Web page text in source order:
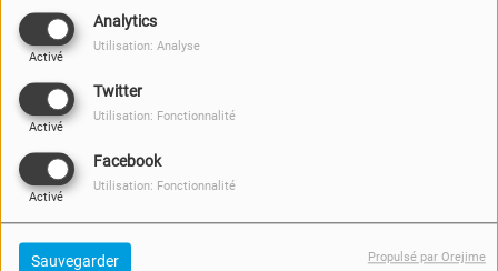
Analytics
Activé
Utilisation: Analyse
Twitter
Activé
Utilisation: Fonctionnalité
Facebook
Activé
Utilisation: Fonctionnalité
Sauvegarder Propulsé par Orejime
IL Y A 1 MOIS